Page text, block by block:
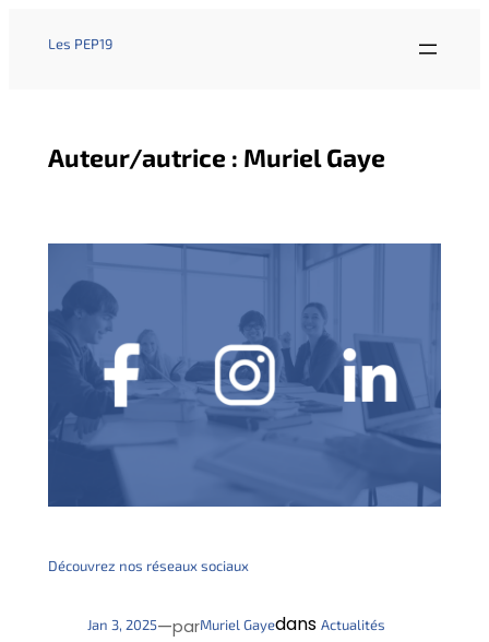
Les PEP19
Auteur/autrice : Muriel Gaye
Découvrez nos réseaux sociaux
Jan 3, 2025—parMuriel Gayedans Actualités